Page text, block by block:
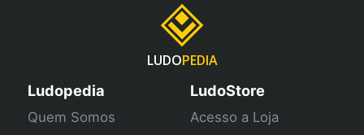
LUDOPEDIA
Ludopedia
Quem Somos
LudoStore
Acesso a Loja